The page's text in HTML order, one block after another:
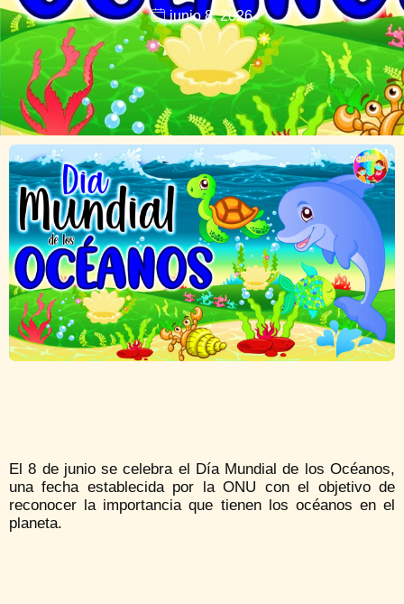
junio 8, 2026
El 8 de junio se celebra el Día Mundial de los Océanos,
una fecha establecida por la ONU con el objetivo de
reconocer la importancia que tienen los océanos en el
planeta.